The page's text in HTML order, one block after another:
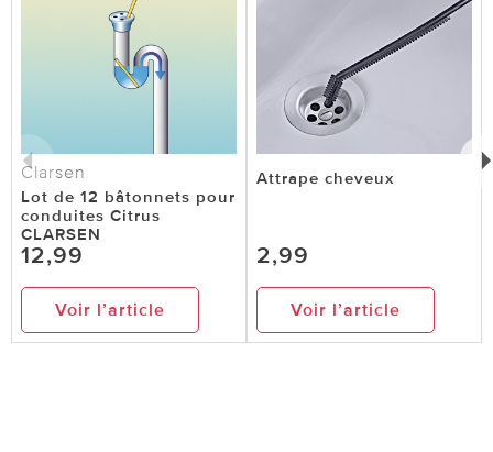
Clarsen
Lot de 12 bâtonnets pour
conduites Citrus
CLARSEN
12,99
Voir l’article
Attrape cheveux
2,99
Voir l’article